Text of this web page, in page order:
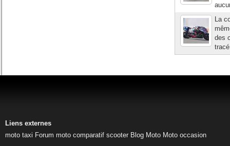
La
des
Liens externes
moto taxi Forum moto comparatif scooter Blog Moto Moto occasion